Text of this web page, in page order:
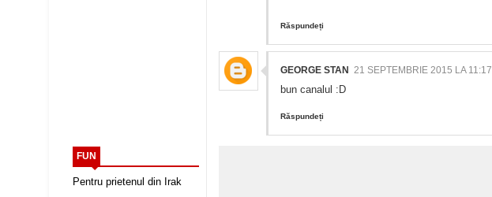
FUN
Pentru prietenul din Irak
Răspundeți
GEORGE STAN 21 SEPTEMBRIE 2015 LA 11:17
bun canalul :D
Răspundeți